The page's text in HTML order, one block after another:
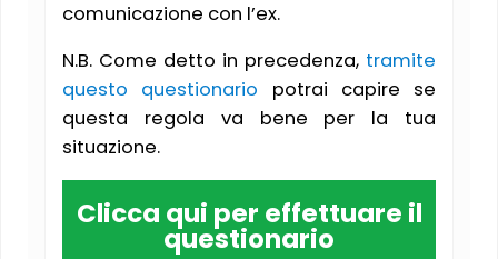
comunicazione con l’ex.
N.B. Come detto in precedenza, tramite
questo questionario potrai capire se
questa regola va bene per la tua
situazione.
Clicca qui per effettuare il
questionario